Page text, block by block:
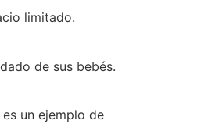
limitado.
de sus bebés.
es un ejemplo de